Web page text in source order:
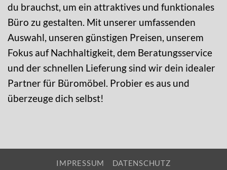
du brauchst, um ein attraktives und funktionales
Büro zu gestalten. Mit unserer umfassenden
Auswahl, unseren günstigen Preisen, unserem
Fokus auf Nachhaltigkeit, dem Beratungsservice
und der schnellen Lieferung sind wir dein idealer
Partner für Büromöbel. Probier es aus und
überzeuge dich selbst!
IMPRESSUM DATENSCHUTZ